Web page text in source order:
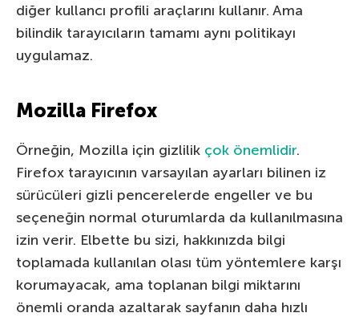
diğer kullancı profili araçlarını kullanır. Ama
bilindik tarayıcıların tamamı aynı politikayı
uygulamaz.
Mozilla Firefox
Örneğin, Mozilla için gizlilik çok önemlidir.
Firefox tarayıcının varsayılan ayarları bilinen iz
sürücüleri gizli pencerelerde engeller ve bu
seçeneğin normal oturumlarda da kullanılmasına
izin verir. Elbette bu sizi, hakkınızda bilgi
toplamada kullanılan olası tüm yöntemlere karşı
korumayacak, ama toplanan bilgi miktarını
önemli oranda azaltarak sayfanın daha hızlı